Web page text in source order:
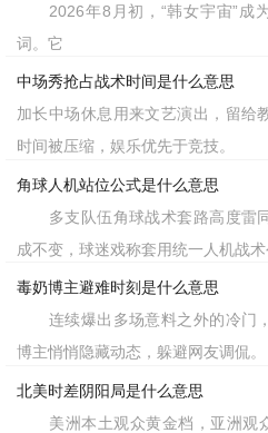
2026年8月初，“韩女宇宙”成
词。它
中场秀抢占战术时间是什么意思
加长中场休息用来文艺演出，留给
时间被压缩，娱乐优先于竞技。
角球人机站位公式是什么意思
多支队伍角球战术套路高度雷
成不变，球迷戏称套用统一人机战
毒奶博主避难时刻是什么意思
连续爆出多场意料之外的冷门
博主悄悄隐藏动态，躲避网友调侃。
北美时差阴阳局是什么意思
美洲本土观众黄金档，亚洲观